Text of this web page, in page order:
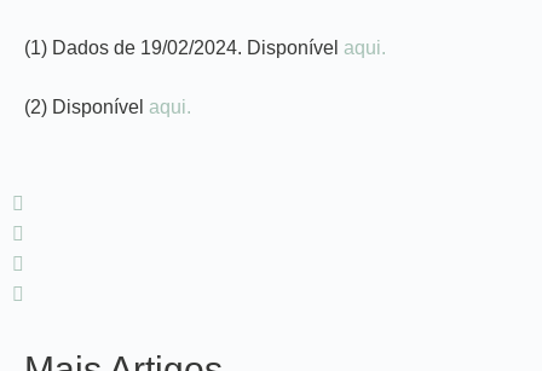
(1) Dados de 19/02/2024. Disponível aqui.
(2) Disponível aqui.